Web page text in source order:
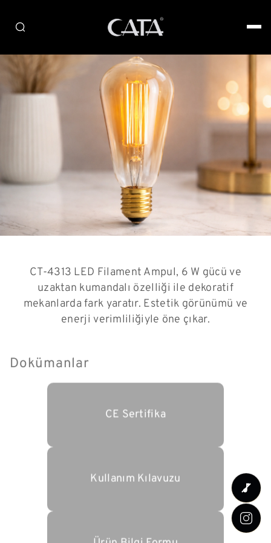
CT-4313 LED Filament Ampul, 6 W gücü ve
uzaktan kumandalı özelliği ile dekoratif
mekanlarda fark yaratır. Estetik görünümü ve
enerji verimliliğiyle öne çıkar.
Dokümanlar
CE Sertifika
Kullanım Kılavuzu